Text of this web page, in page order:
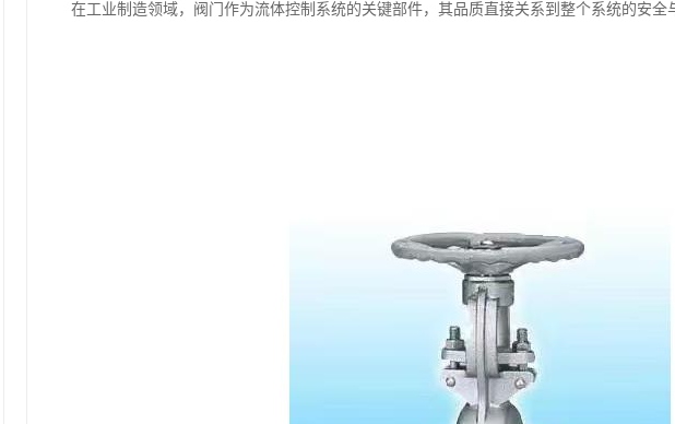
在工业制造领域，阀门作为流体控制系统的关键部件，其品质直接关系到整个系统的安全